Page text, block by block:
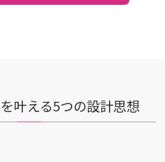
叶える5つの設計思想